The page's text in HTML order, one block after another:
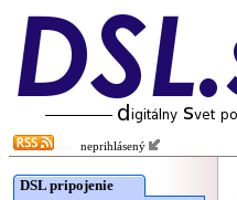
neprihlásený
DSL pripojenie